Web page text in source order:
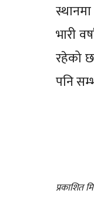
भारी
रहेको
पनि
प्रकाशित